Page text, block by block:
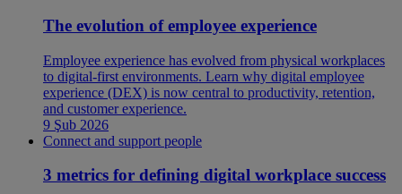
The evolution of employee experience
Employee experience has evolved from physical workplaces
to digital-first environments. Learn why digital employee
experience (DEX) is now central to productivity, retention,
and customer experience.
9 Şub 2026
Connect and support people
3 metrics for defining digital workplace success